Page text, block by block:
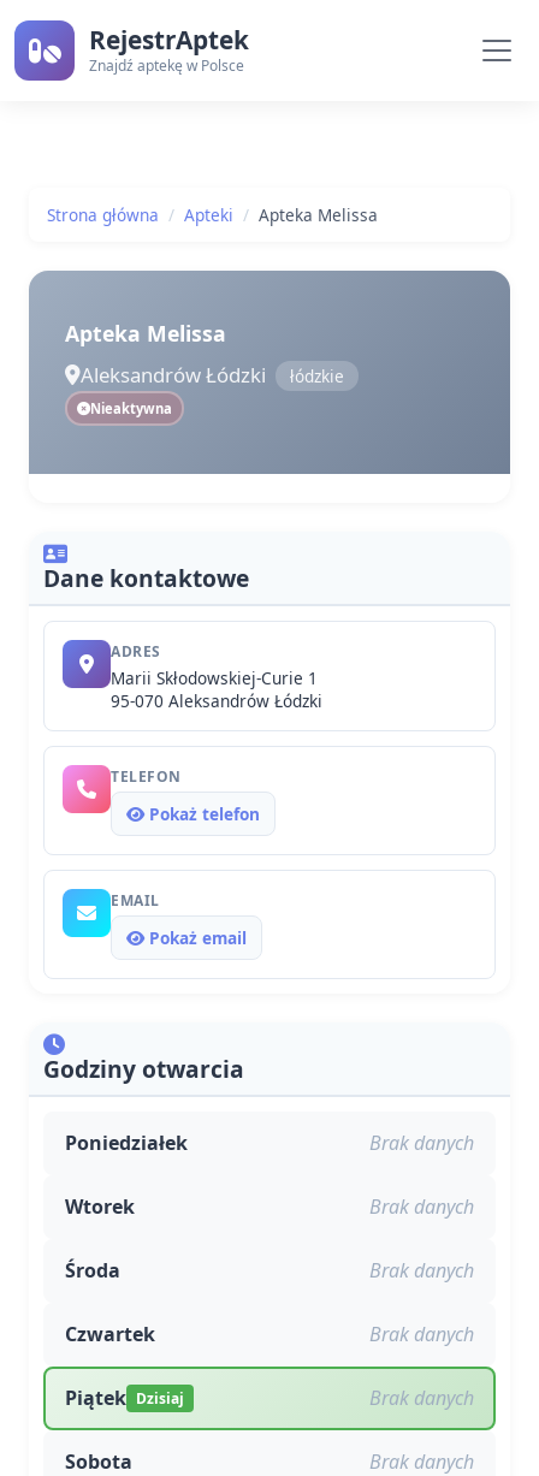
RejestrAptek
Znajdź aptekę w Polsce
Strona główna Apteki Apteka Melissa
Apteka Melissa
Aleksandrów Łódzki łódzkie
Nieaktywna
Dane kontaktowe
ADRES
Marii Skłodowskiej-Curie 1
95-070 Aleksandrów Łódzki
TELEFON
Pokaż telefon
EMAIL
Pokaż email
Godziny otwarcia
Poniedziałek Brak danych
Wtorek Brak danych
Środa Brak danych
Czwartek Brak danych
Piątek Dzisiaj Brak danych
Sobota Brak danych